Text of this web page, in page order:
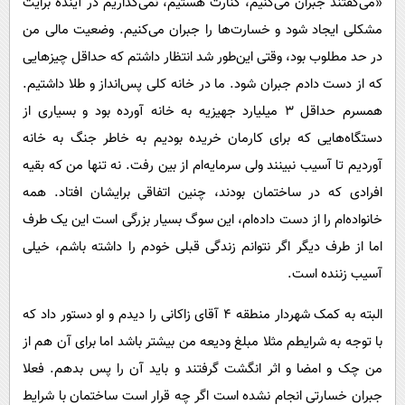
مشکلی ایجاد شود و خسارت‌ها را جبران می‌کنیم. وضعیت مالی من
در حد مطلوب بود، وقتی این‌طور شد انتظار داشتم که حداقل چیزهایی
که از دست دادم جبران شود. ما در خانه کلی پس‌انداز و طلا داشتیم.
همسرم حداقل 3 میلیارد جهیزیه به خانه آورده بود و بسیاری از
دستگاه‌هایی که برای کارمان خریده بودیم به خاطر جنگ به خانه
آوردیم تا آسیب نبینند ولی سرمایه‌ام از بین رفت. نه تنها من که بقیه
افرادی که در ساختمان بودند، چنین اتفاقی برایشان افتاد. همه
خانواده‌ام را از دست داده‌ام، این سوگ بسیار بزرگی است این یک طرف
اما از طرف دیگر اگر نتوانم زندگی قبلی خودم را داشته باشم، خیلی
آسیب زننده است.
البته به کمک شهردار منطقه 4 آقای زاکانی را دیدم و او دستور داد که
با توجه به شرایطم مثلا مبلغ ودیعه من بیشتر باشد اما برای آن هم از
من چک و امضا و اثر انگشت گرفتند و باید آن را پس بدهم. فعلا
جبران خسارتی انجام نشده است اگر چه قرار است ساختمان با شرایط